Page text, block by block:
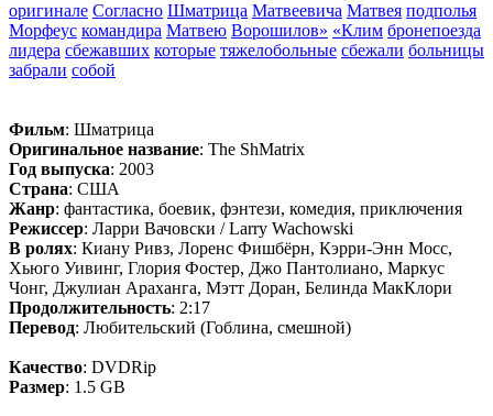
оригинале Согласно Шматрица Матвеевича Матвея подполья
Морфеус командира Матвею Ворошилов» «Клим бронепоезда
лидера сбежавших которые тяжелобольные сбежали больницы
забрали собой
Фильм: Шматрица
Оригинальное название: The ShMatrix
Год выпуска: 2003
Страна: США
Жанр: фантастика, боевик, фэнтези, комедия, приключения
Режиссер: Ларри Вачовски / Larry Wachowski
В ролях: Киану Ривз, Лоренс Фишбёрн, Кэрри-Энн Мосс,
Хьюго Уивинг, Глория Фостер, Джо Пантолиано, Маркус
Чонг, Джулиан Араханга, Мэтт Доран, Белинда МакКлори
Продолжительность: 2:17
Перевод: Любительский (Гоблинa, смешной)
Качество: DVDRip
Размер: 1.5 GB